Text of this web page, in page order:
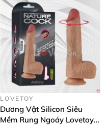
LOVETOY
Dương Vật Silicon Siêu
Mềm Rung Ngoáy Lovetoy